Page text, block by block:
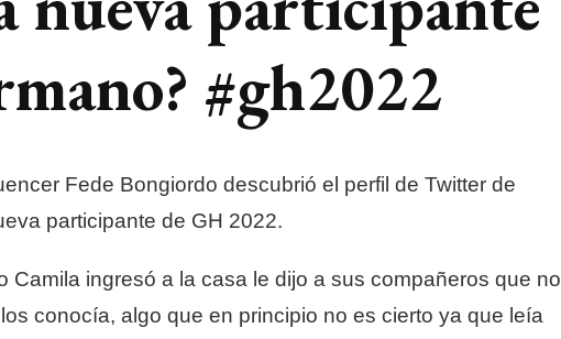
#gh2022
Fede Bongiordo descubrió el perfil de Twitter de
participante de GH 2022.
Camila ingresó a la casa le dijo a sus compañeros que no
conocía, algo que en principio no es cierto ya que leía